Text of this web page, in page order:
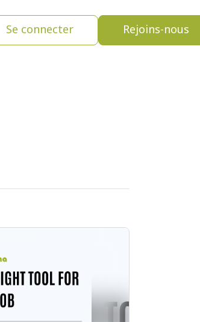
Se connecter Rejoins-nous